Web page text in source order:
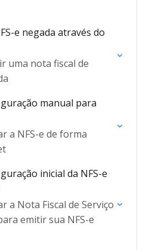
e negada através do
uma nota fiscal de
manual para
a NFS-e de forma
inicial da NFS-e
a Nota Fiscal de Serviço
emitir sua NFS-e